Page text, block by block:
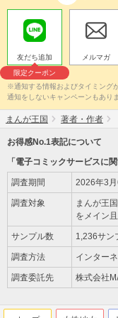
友だち追加
限定クーポン
メルマガ
※通知する情報およびタイミング
通知をしないキャンペーンもあり
まんが王国 著者・作者
お得感No.1表記について
「電子コミックサービスに
調査期間 2026年3
調査対象
まんが王
をメイン
サンプル数 1,236サン
調査方法 インター
調査委託先 株式会社